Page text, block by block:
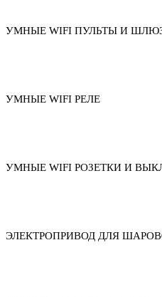
УМНЫЕ WIFI ПУЛЬТЫ И
УМНЫЕ WIFI РЕЛЕ
УМНЫЕ WIFI РОЗЕТКИ И
ЭЛЕКТРОПРИВОД ДЛЯ